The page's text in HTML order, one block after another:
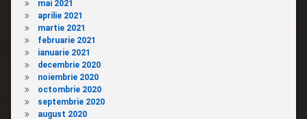
mai 2021
aprilie 2021
martie 2021
februarie 2021
ianuarie 2021
decembrie 2020
noiembrie 2020
octombrie 2020
septembrie 2020
august 2020